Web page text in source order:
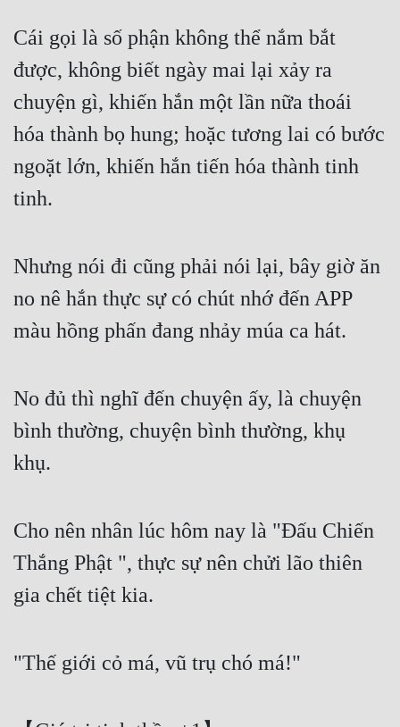
Cái gọi là số phận không thể nắm bắt
được, không biết ngày mai lại xảy ra
chuyện gì, khiến hắn một lần nữa thoái
hóa thành bọ hung; hoặc tương lai có bước
ngoặt lớn, khiến hắn tiến hóa thành tinh
tinh.
Nhưng nói đi cũng phải nói lại, bây giờ ăn
no nê hắn thực sự có chút nhớ đến APP
màu hồng phấn đang nhảy múa ca hát.
No đủ thì nghĩ đến chuyện ấy, là chuyện
bình thường, chuyện bình thường, khụ
khụ.
Cho nên nhân lúc hôm nay là "Đấu Chiến
Thắng Phật ", thực sự nên chửi lão thiên
gia chết tiệt kia.
"Thế giới cỏ má, vũ trụ chó má!"